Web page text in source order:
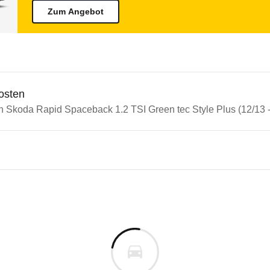
Zum Angebot
Skoda Rapid Spaceback 1.2 TSI Green tec Style Plus (12/13
Baureihengeneration wie das
und Heckaufprall die